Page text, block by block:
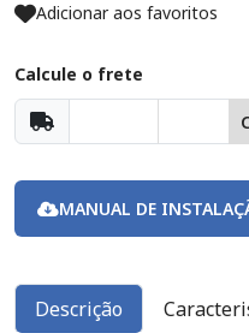
Adicionar aos favoritos
Calcule o frete
MANUAL DE
Descrição